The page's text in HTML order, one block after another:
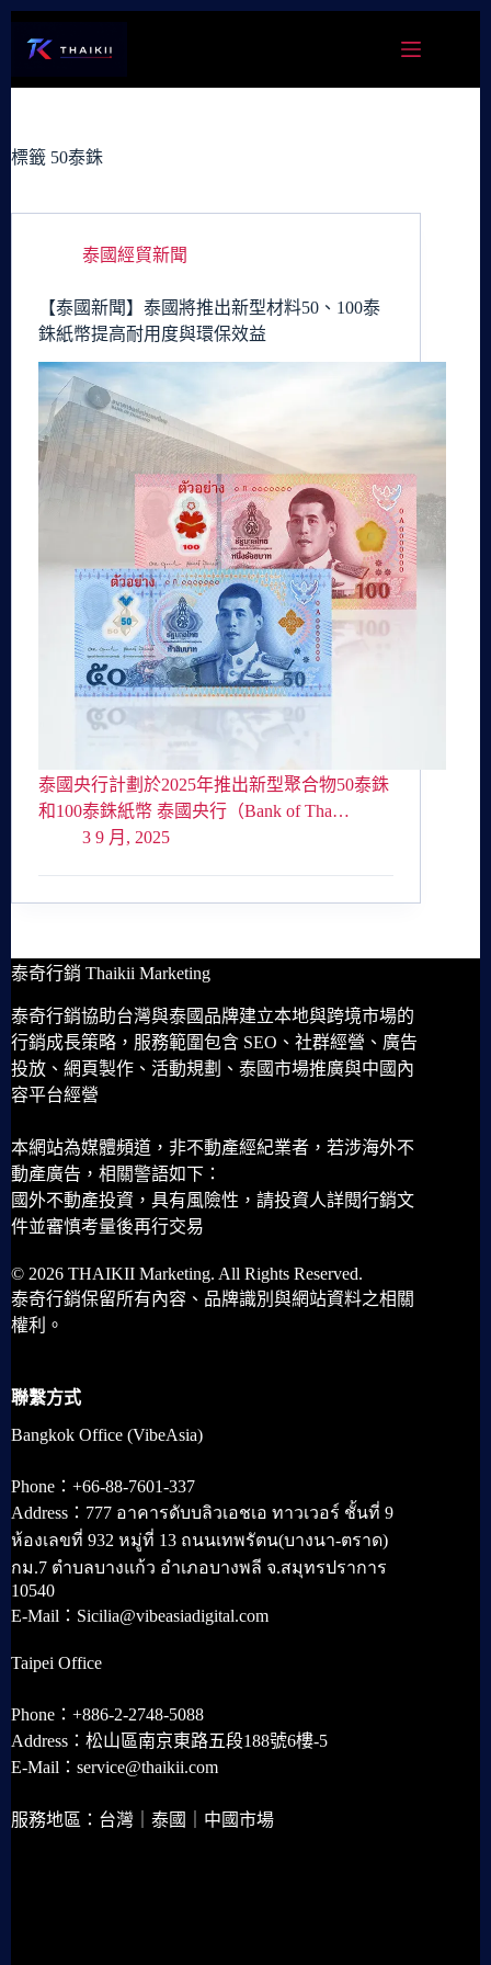
容
標籤 50泰銖
泰國經貿新聞
【泰國新聞】泰國將推出新型材料50、100泰
銖紙幣提高耐用度與環保效益
泰國央行計劃於2025年推出新型聚合物50泰銖
和100泰銖紙幣 泰國央行（Bank of Tha…
3 9 月, 2025
泰奇行銷 Thaikii Marketing
泰奇行銷協助台灣與泰國品牌建立本地與跨境市場的
行銷成長策略，服務範圍包含 SEO、社群經營、廣告
投放、網頁製作、活動規劃、泰國市場推廣與中國內
容平台經營
本網站為媒體頻道，非不動產經紀業者，若涉海外不
動產廣告，相關警語如下：
國外不動產投資，具有風險性，請投資人詳閱行銷文
件並審慎考量後再行交易
© 2026 THAIKII Marketing. All Rights Reserved.
泰奇行銷保留所有內容、品牌識別與網站資料之相關
權利。
聯繫方式
Bangkok Office (VibeAsia)
Phone：+66-88-7601-337
Address：777 อาคารดับบลิวเอชเอ ทาวเวอร์ ชั้นที่ 9
ห้องเลขที่ 932 หมู่ที่ 13 ถนนเทพรัตน(บางนา-ตราด)
กม.7 ตำบลบางแก้ว อำเภอบางพลี จ.สมุทรปราการ
10540
E-Mail：Sicilia@vibeasiadigital.com
Taipei Office
Phone：+886-2-2748-5088
Address：松山區南京東路五段188號6樓-5
E-Mail：service@thaikii.com
服務地區：台灣｜泰國｜中國市場